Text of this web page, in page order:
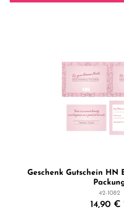
Geschenk Gutschein HN
42-1082
14,90 €